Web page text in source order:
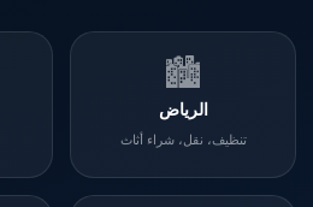
🏙️
الرياض
تنظيف، نقل، شراء أثاث